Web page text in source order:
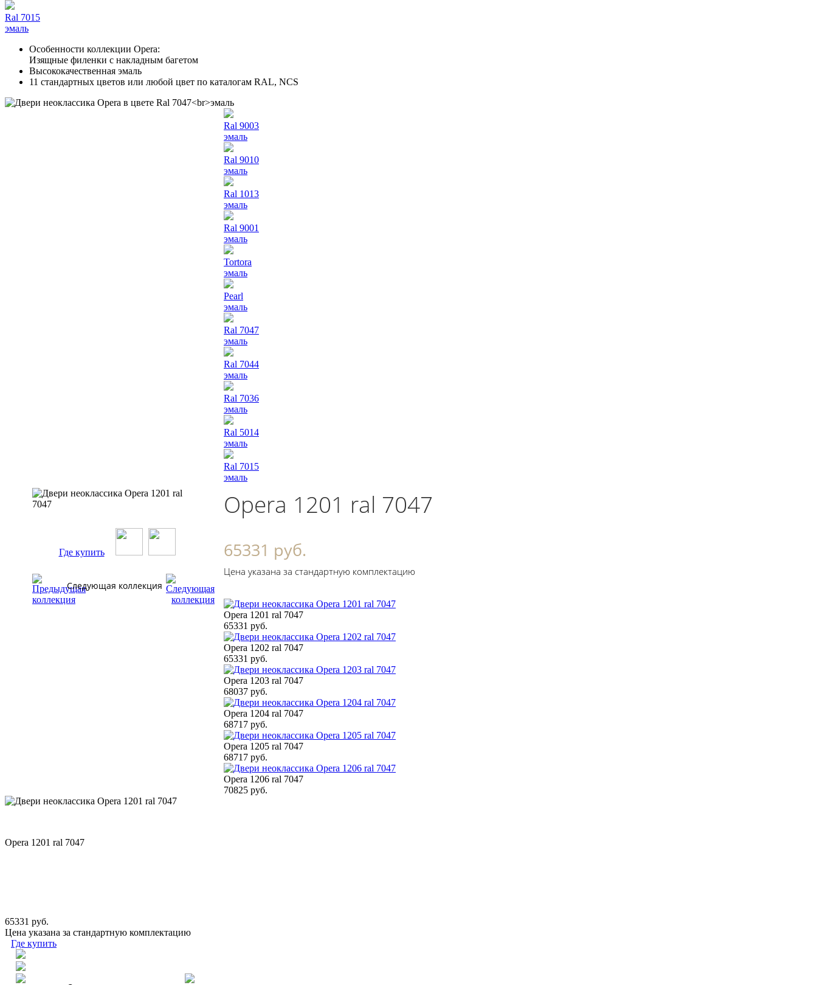
Ral 7015
эмаль
Особенности коллекции Opera:
Изящные филенки с накладным багетом
Высококачественная эмаль
11 стандартных цветов или любой цвет по каталогам RAL, NCS
Где купить
Следующая коллекция
Ral 9003
эмаль
Ral 9010
эмаль
Ral 1013
эмаль
Ral 9001
эмаль
Tortora
эмаль
Pearl
эмаль
Ral 7047
эмаль
Ral 7044
эмаль
Ral 7036
эмаль
Ral 5014
эмаль
Ral 7015
эмаль
Opera 1201 ral 7047
65331 руб.
Цена указана за стандартную комплектацию
Opera 1201 ral 7047
65331 руб.
Opera 1202 ral 7047
65331 руб.
Opera 1203 ral 7047
68037 руб.
Opera 1204 ral 7047
68717 руб.
Opera 1205 ral 7047
68717 руб.
Opera 1206 ral 7047
70825 руб.
Opera 1201 ral 7047
65331 руб.
Цена указана за стандартную комплектацию
Где купить